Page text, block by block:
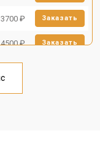
₽ Заказать
₽ Заказать